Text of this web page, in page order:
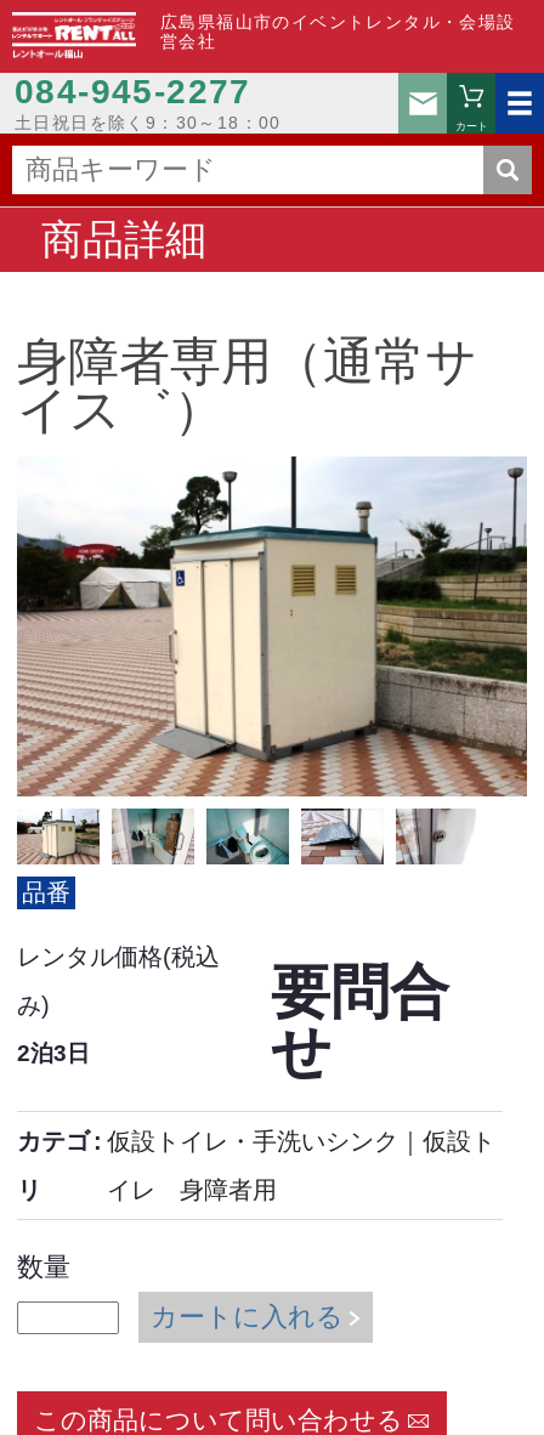
広島県福山市のイベントレンタル・会場設
営会社
084-945-2277
土日祝日を除く9：30～18：00
お問い
カート
商品詳細
身障者専用（通常サ
イス゛）
品番
レンタル価格(税込
み)
2泊3日
要問合
せ
カテゴ
リ
仮設トイレ・手洗いシンク
仮設ト
イレ 身障者用
数量
カートに入れる
この商品について問い合わせる